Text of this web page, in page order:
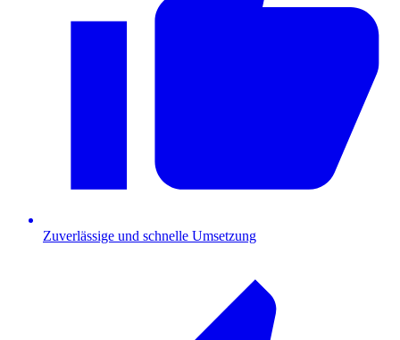
Zuverlässige und schnelle Umsetzung